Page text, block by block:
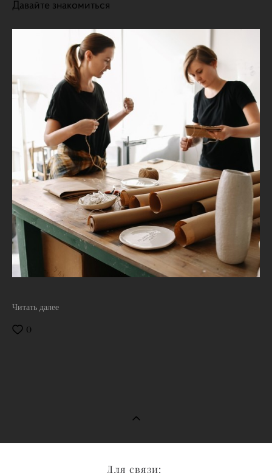
Читать далее
0
Давайте знакомиться
Для связи: